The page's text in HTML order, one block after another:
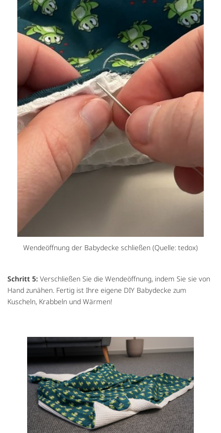
Wendeöffnung der Babydecke schließen (Quelle: tedox)
Schritt 5: Verschließen Sie die Wendeöffnung, indem Sie sie von
Hand zunähen. Fertig ist Ihre eigene DIY Babydecke zum
Kuscheln, Krabbeln und Wärmen!